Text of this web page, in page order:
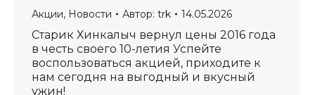
Акции, Новости Автор: trk 14.05.2026
Старик Хинкалыч вернул цены 2016 года
в честь своего 10-летия Успейте
воспользоваться акцией, приходите к
нам сегодня на выгодный и вкусный
ужин!